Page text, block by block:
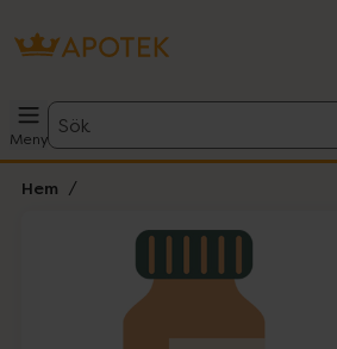
Meny
Sök
Hem
Lista: . Innehåller 1 objekt.